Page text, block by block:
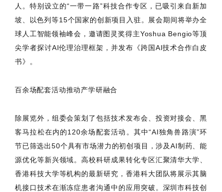
人。特别设立的“一带一路”科技合作专区，已吸引来自新加
坡、以色列等15个国家的创新项目入驻。展会期间将举办全
球人工智能领袖峰会，邀请图灵奖得主Yoshua Bengio等顶
尖学者探讨AI伦理治理框架，并发布《跨国AI技术合作白皮
书》。
百余场配套活动推动产学研融合
除展览外，组委会策划了包括技术发布会、投资对接会、黑
客马拉松在内的120余场配套活动。其中“AI独角兽路演”环
节已筛选出50个具有市场潜力的初创项目，涉及AI制药、能
源优化等新兴领域。高校科研成果转化专区汇聚清华大学、
香港科技大学等机构的最新研究，香港科大团队将展示其脑
机接口技术在渐冻症患者沟通中的应用突破。深圳市科技创